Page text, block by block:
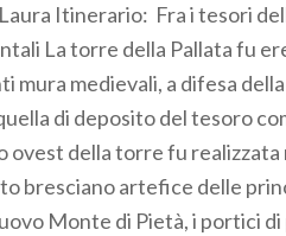
Itinerario: Fra i tesori
La torre della Pallata fu
mura medievali, a difesa
di deposito del tesoro
ovest della torre fu
bresciano artefice delle
Monte di Pietà, i portici di